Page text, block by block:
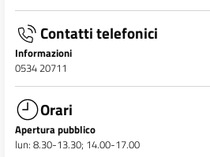
Contatti telefonici
Informazioni
0534 20711
Orari
Apertura pubblico
lun: 8.30-13.30; 14.00-17.00